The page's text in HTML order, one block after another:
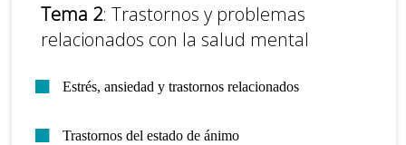
Tema 2: Trastornos y problemas
relacionados con la salud mental
Estrés, ansiedad y trastornos relacionados
Trastornos del estado de ánimo